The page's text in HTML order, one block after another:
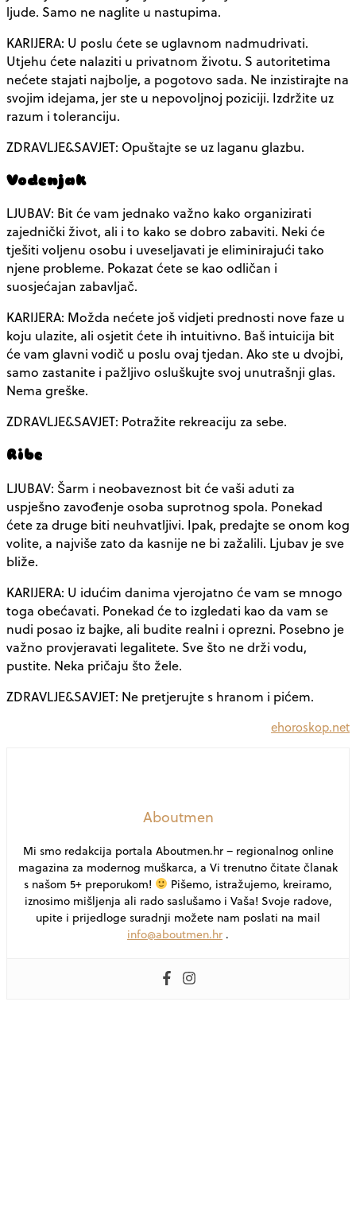
ljude. Samo ne naglite u nastupima.
KARIJERA: U poslu ćete se uglavnom nadmudrivati.
Utjehu ćete nalaziti u privatnom životu. S autoritetima
nećete stajati najbolje, a pogotovo sada. Ne inzistirajte na
svojim idejama, jer ste u nepovoljnoj poziciji. Izdržite uz
razum i toleranciju.
ZDRAVLJE&SAVJET: Opuštajte se uz laganu glazbu.
Vodenjak
LJUBAV: Bit će vam jednako važno kako organizirati
zajednički život, ali i to kako se dobro zabaviti. Neki će
tješiti voljenu osobu i uveseljavati je eliminirajući tako
njene probleme. Pokazat ćete se kao odličan i
suosjećajan zabavljač.
KARIJERA: Možda nećete još vidjeti prednosti nove faze u
koju ulazite, ali osjetit ćete ih intuitivno. Baš intuicija bit
će vam glavni vodič u poslu ovaj tjedan. Ako ste u dvojbi,
samo zastanite i pažljivo osluškujte svoj unutrašnji glas.
Nema greške.
ZDRAVLJE&SAVJET: Potražite rekreaciju za sebe.
Ribe
LJUBAV: Šarm i neobaveznost bit će vaši aduti za
uspješno zavođenje osoba suprotnog spola. Ponekad
ćete za druge biti neuhvatljivi. Ipak, predajte se onom kog
volite, a najviše zato da kasnije ne bi zažalili. Ljubav je sve
bliže.
KARIJERA: U idućim danima vjerojatno će vam se mnogo
toga obećavati. Ponekad će to izgledati kao da vam se
nudi posao iz bajke, ali budite realni i oprezni. Posebno je
važno provjeravati legalitete. Sve što ne drži vodu,
pustite. Neka pričaju što žele.
ZDRAVLJE&SAVJET: Ne pretjerujte s hranom i pićem.
ehoroskop.net
Aboutmen
Mi smo redakcija portala Aboutmen.hr – regionalnog online
magazina za modernog muškarca, a Vi trenutno čitate članak
s našom 5+ preporukom!
Pišemo, istražujemo, kreiramo,
iznosimo mišljenja ali rado saslušamo i Vaša! Svoje radove,
upite i prijedloge suradnji možete nam poslati na mail
info@aboutmen.hr .